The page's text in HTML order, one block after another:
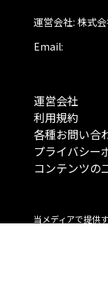
運営会社: 株式
Email:
運営会社
利用規約
各種お問い合
プライバシー
コンテンツの
当メディアで提供